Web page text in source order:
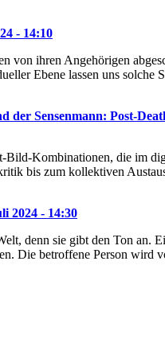
- 14:10
von ihren Angehörigen
Ebene lassen uns solche
der Sensenmann: Post-
Bild-Kombinationen, die im
bis zum kollektiven
2024 - 14:30
denn sie gibt den Ton an.
Die betroffene Person wird